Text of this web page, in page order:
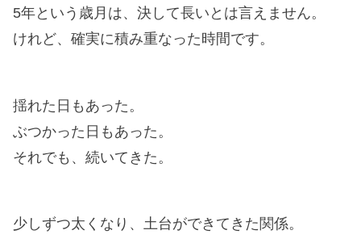
5年という歳月は、決して長いとは言えません。
けれど、確実に積み重なった時間です。
揺れた日もあった。
ぶつかった日もあった。
それでも、続いてきた。
少しずつ太くなり、土台ができてきた関係。